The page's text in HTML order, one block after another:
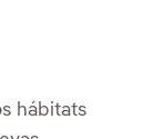
hábitats